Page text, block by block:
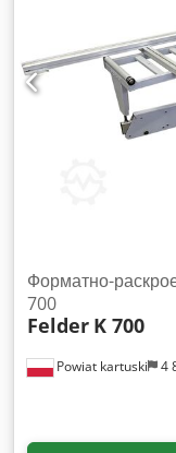
Powiat kartuski 4
Форматно-
700
Felder K 700